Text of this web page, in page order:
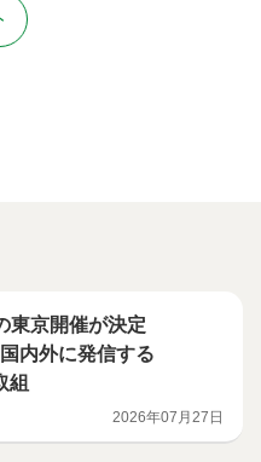
東京開催が決定
内外に発信する
組
2026年07月27日